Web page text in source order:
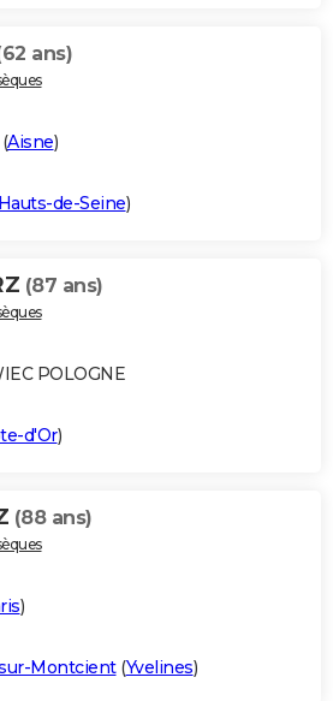
ans)
Aisne)
de-Seine)
(87 ans)
POLOGNE
d'Or)
(88 ans)
)
Montcient(Yvelines)